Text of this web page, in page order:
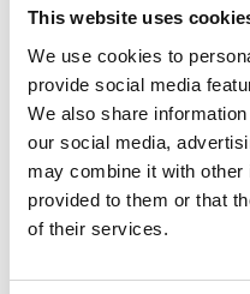
This website uses
We use cookies to
provide social media
We also share
our social media,
may combine it with other
provided to them or that
of their services.
För
2024 stod Varbergs nya
ett av Sveriges mest
både dig som konsument